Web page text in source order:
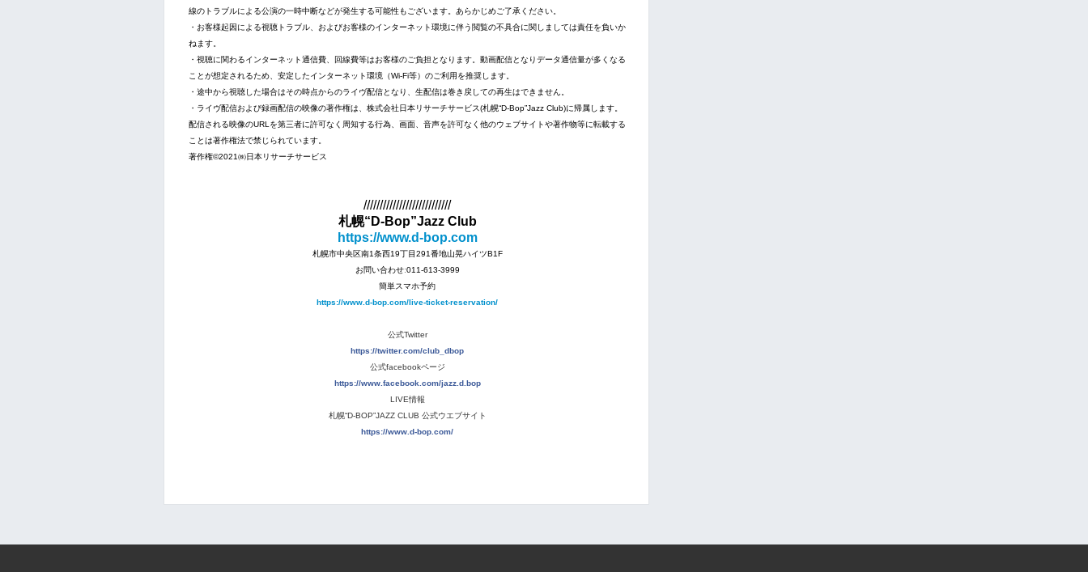
線のトラブルによる公演の一時中断などが発生する可能性もございます。あらかじめご了承ください。
・お客様起因による視聴トラブル、およびお客様のインターネット環境に伴う閲覧の不具合に関しましては責任を負いか
ねます。
・視聴に関わるインターネット通信費、回線費等はお客様のご負担となります。動画配信となりデータ通信量が多くなる
ことが想定されるため、安定したインターネット環境（Wi-Fi等）のご利用を推奨します。
・途中から視聴した場合はその時点からのライヴ配信となり、生配信は巻き戻しての再生はできません。
・ライヴ配信および録画配信の映像の著作権は、株式会社日本リサーチサービス(札幌“D-Bop”Jazz Club)に帰属します。
配信される映像のURLを第三者に許可なく周知する行為、画面、音声を許可なく他のウェブサイトや著作物等に転載する
ことは著作権法で禁じられています。
著作権©2021㈱日本リサーチサービス
///////////////////////////
札幌“D-Bop”Jazz Club
https://www.d-bop.com
札幌市中央区南1条西19丁目291番地山晃ハイツB1F
お問い合わせː011-613-3999
簡単スマホ予約
https://www.d-bop.com/live-ticket-reservation/
公式Twitter
https://twitter.com/club_dbop
公式facebookページ
https://www.facebook.com/jazz.d.bop
LIVE情報
札幌“D-BOP”JAZZ CLUB 公式ウエブサイト
https://www.d-bop.com/